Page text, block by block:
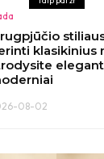
klasikinius
08-02